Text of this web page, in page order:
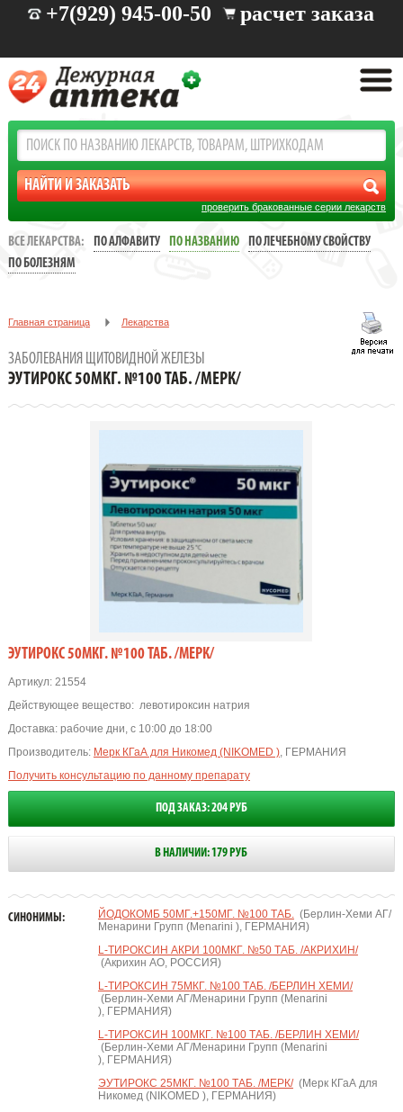
+7(929) 945-00-50 расчет заказа
проверить бракованные серии лекарств
ВСЕ ЛЕКАРСТВА: ПО АЛФАВИТУ ПО НАЗВАНИЮ
ПО ЛЕЧЕБНОМУ СВОЙСТВУ
ПО БОЛЕЗНЯМ
Главная страница Лекарства
ЭУТИРОКС 50МКГ. №100 ТАБ. /МЕРК/
ЗАБОЛЕВАНИЯ ЩИТОВИДНОЙ ЖЕЛЕЗЫ
ЭУТИРОКС 50МКГ. №100 ТАБ. /МЕРК/
ЭУТИРОКС 50МКГ. №100 ТАБ. /МЕРК/
Артикул:21554
Действующее вещество: левотироксин натрия
Доставка: рабочие дни, с 10:00 до 18:00
Производитель: Мерк КГаА для Никомед (NIKOMED ), ГЕРМАНИЯ
Получить консультацию по данному препарату
ПОД ЗАКАЗ: 204 РУБ
В НАЛИЧИИ: 179 РУБ
СИНОНИМЫ: ЙОДОКОМБ 50МГ.+150МГ. №100 ТАБ.(Берлин-Хеми АГ/
Менарини Групп (Menarini ), ГЕРМАНИЯ)
L-ТИРОКСИН АКРИ 100МКГ. №50 ТАБ. /АКРИХИН/
(Акрихин АО, РОССИЯ)
L-ТИРОКСИН 75МКГ. №100 ТАБ. /БЕРЛИН ХЕМИ/
(Берлин-Хеми АГ/Менарини Групп (Menarini
), ГЕРМАНИЯ)
L-ТИРОКСИН 100МКГ. №100 ТАБ. /БЕРЛИН ХЕМИ/
(Берлин-Хеми АГ/Менарини Групп (Menarini
), ГЕРМАНИЯ)
ЭУТИРОКС 25МКГ. №100 ТАБ. /МЕРК/(Мерк КГаА для
Никомед (NIKOMED ), ГЕРМАНИЯ)